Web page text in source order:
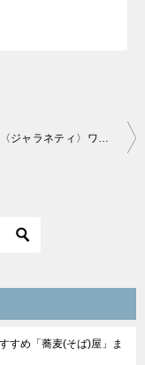
鼻うがい〈ジャラネティ〉ワークショップのお知らせ
すめ「蕎麦(そば)屋」ま